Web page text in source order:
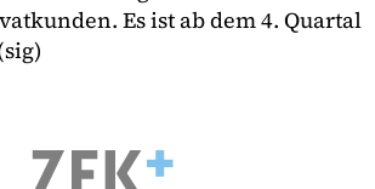
Es ist ab dem 4. Quartal